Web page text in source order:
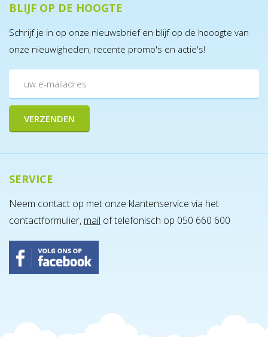
BLIJF OP DE HOOGTE
Schrijf je in op onze nieuwsbrief en blijf op de hooogte van
onze nieuwigheden, recente promo's en actie's!
SERVICE
Neem contact op met onze klantenservice via het
contactformulier, mail of telefonisch op 050 660 600